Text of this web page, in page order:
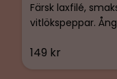
149 kr
Färsk laxfilé,
vitlökspeppar.
basmatiris och